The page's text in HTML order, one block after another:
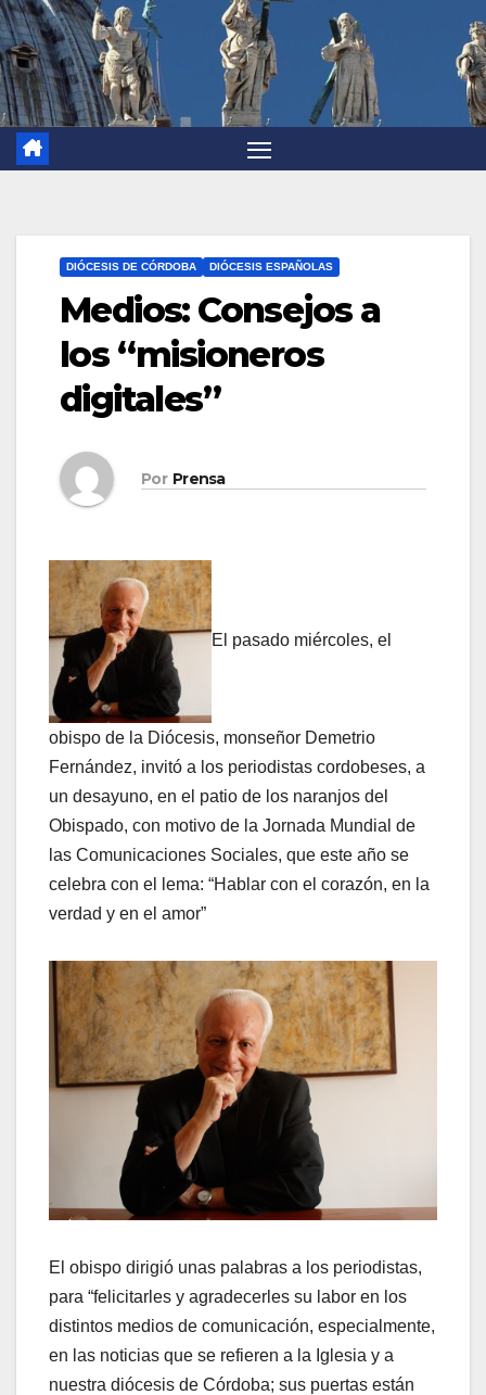
DIÓCESIS DE CÓRDOBA DIÓCESIS ESPAÑOLAS
Medios: Consejos a
los “misioneros
digitales”
Por Prensa
El pasado miércoles, el
obispo de la Diócesis, monseñor Demetrio
Fernández, invitó a los periodistas cordobeses, a
un desayuno, en el patio de los naranjos del
Obispado, con motivo de la Jornada Mundial de
las Comunicaciones Sociales, que este año se
celebra con el lema: “Hablar con el corazón, en la
verdad y en el amor”
El obispo dirigió unas palabras a los periodistas,
para “felicitarles y agradecerles su labor en los
distintos medios de comunicación, especialmente,
en las noticias que se refieren a la Iglesia y a
nuestra diócesis de Córdoba; sus puertas están